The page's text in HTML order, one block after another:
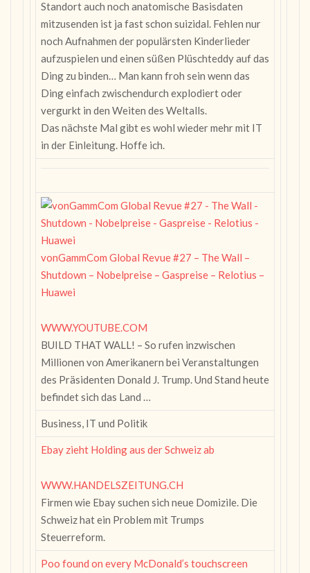
Standort auch noch anatomische Basisdaten
mitzusenden ist ja fast schon suizidal. Fehlen nur
noch Aufnahmen der populärsten Kinderlieder
aufzuspielen und einen süßen Plüschteddy auf das
Ding zu binden… Man kann froh sein wenn das
Ding einfach zwischendurch explodiert oder
vergurkt in den Weiten des Weltalls.
Das nächste Mal gibt es wohl wieder mehr mit IT
in der Einleitung. Hoffe ich.
vonGammCom Global Revue #27 – The Wall –
Shutdown – Nobelpreise – Gaspreise – Relotius –
Huawei
WWW.YOUTUBE.COM
BUILD THAT WALL! – So rufen inzwischen
Millionen von Amerikanern bei Veranstaltungen
des Präsidenten Donald J. Trump. Und Stand heute
befindet sich das Land …
Business, IT und Politik
Ebay zieht Holding aus der Schweiz ab
WWW.HANDELSZEITUNG.CH
Firmen wie Ebay suchen sich neue Domizile. Die
Schweiz hat ein Problem mit Trumps
Steuerreform.
Poo found on every McDonald’s touchscreen